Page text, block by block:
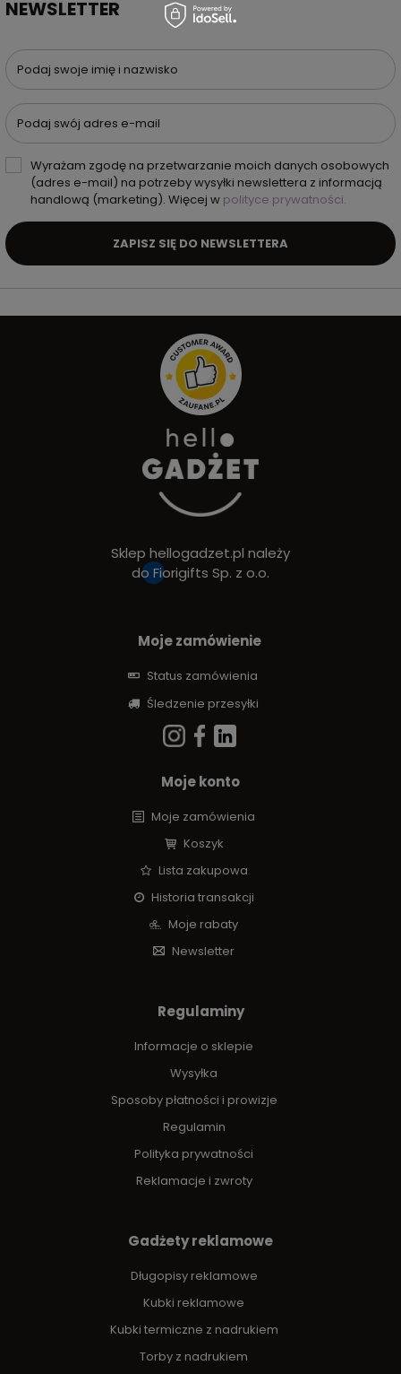
NEWSLETTER
Podaj swoje imię i nazwisko
Podaj swój adres e-mail
Wyrażam zgodę na przetwarzanie moich danych osobowych
(adres e-mail) na potrzeby wysyłki newslettera z informacją
handlową (marketing). Więcej w polityce prywatności.
ZAPISZ SIĘ DO NEWSLETTERA
Sklep hellogadzet.pl należy
do Fiorigifts Sp. z o.o.
Moje zamówienie
Status zamówienia
Śledzenie przesyłki
Moje konto
Moje zamówienia
Koszyk
Lista zakupowa
Historia transakcji
Moje rabaty
Newsletter
Regulaminy
Informacje o sklepie
Wysyłka
Sposoby płatności i prowizje
Regulamin
Polityka prywatności
Reklamacje i zwroty
Gadżety reklamowe
Długopisy reklamowe
Kubki reklamowe
Kubki termiczne z nadrukiem
Torby z nadrukiem